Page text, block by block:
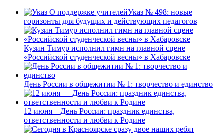
Указ № 498: новые
горизонты для будущих и действующих педагогов
Кузин Тимур исполнил гимн на главной сцене
«Российской студенческой весны» в Хабаровске
День России в общежитии № 1: творчество и единство
12 июня – День России: праздник единства,
ответственности и любви к Родине